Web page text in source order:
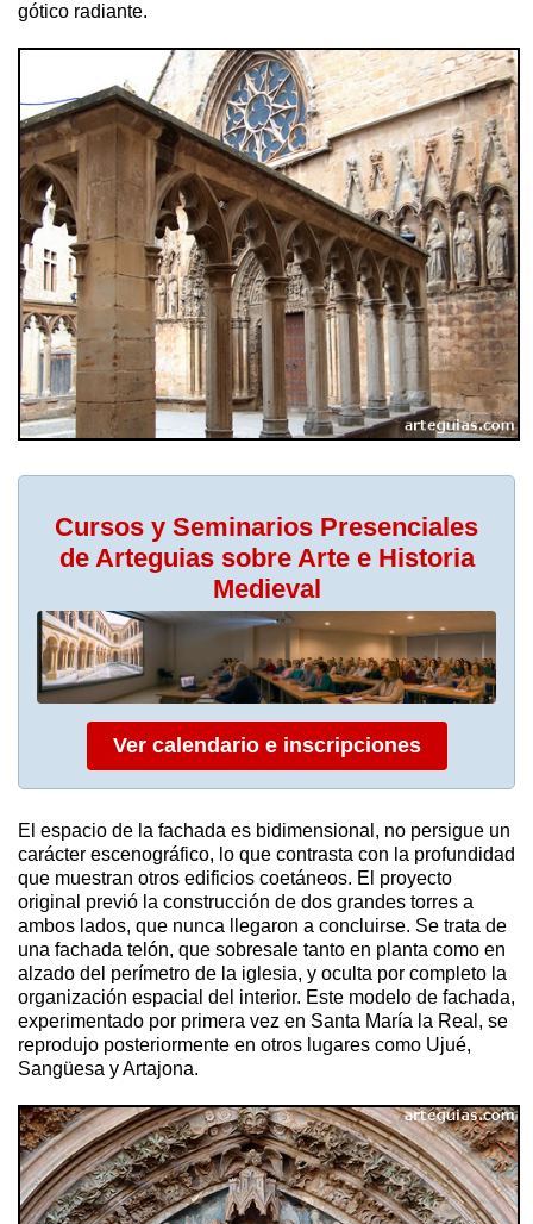
gótico radiante.
Cursos y Seminarios Presenciales
de Arteguias sobre Arte e Historia
Medieval
Ver calendario e inscripciones
El espacio de la fachada es bidimensional, no persigue un
carácter escenográfico, lo que contrasta con la profundidad
que muestran otros edificios coetáneos. El proyecto
original previó la construcción de dos grandes torres a
ambos lados, que nunca llegaron a concluirse. Se trata de
una fachada telón, que sobresale tanto en planta como en
alzado del perímetro de la iglesia, y oculta por completo la
organización espacial del interior. Este modelo de fachada,
experimentado por primera vez en Santa María la Real, se
reprodujo posteriormente en otros lugares como Ujué,
Sangüesa y Artajona.